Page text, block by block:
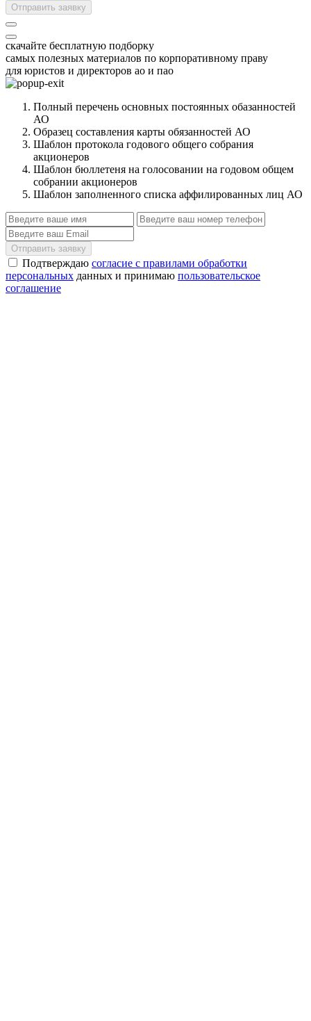
Отправить заявку
скачайте бесплатную подборку
самых полезных материалов по корпоративному праву
для юристов и директоров ао и пао
Полный перечень основных постоянных обазанностей
АО
Образец составления карты обязанностей АО
Шаблон протокола годового общего собрания
акционеров
Шаблон бюллетеня на голосовании на годовом общем
собрании акционеров
Шаблон заполненного списка аффилированных лиц АО
Отправить заявку
Подтверждаю согласие с правилами обработки
персональных данных и принимаю пользовательское
соглашение